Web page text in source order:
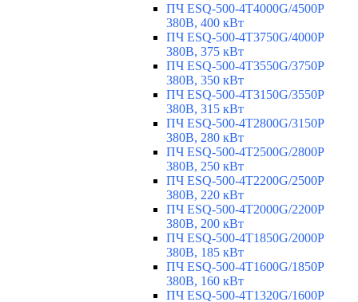
ПЧ ESQ-500-4T4000G/4500P
380В, 400 кВт
ПЧ ESQ-500-4T3750G/4000P
380В, 375 кВт
ПЧ ESQ-500-4T3550G/3750P
380В, 350 кВт
ПЧ ESQ-500-4T3150G/3550P
380В, 315 кВт
ПЧ ESQ-500-4T2800G/3150P
380В, 280 кВт
ПЧ ESQ-500-4T2500G/2800P
380В, 250 кВт
ПЧ ESQ-500-4T2200G/2500P
380В, 220 кВт
ПЧ ESQ-500-4T2000G/2200P
380В, 200 кВт
ПЧ ESQ-500-4T1850G/2000P
380В, 185 кВт
ПЧ ESQ-500-4T1600G/1850P
380В, 160 кВт
ПЧ ESQ-500-4T1320G/1600P